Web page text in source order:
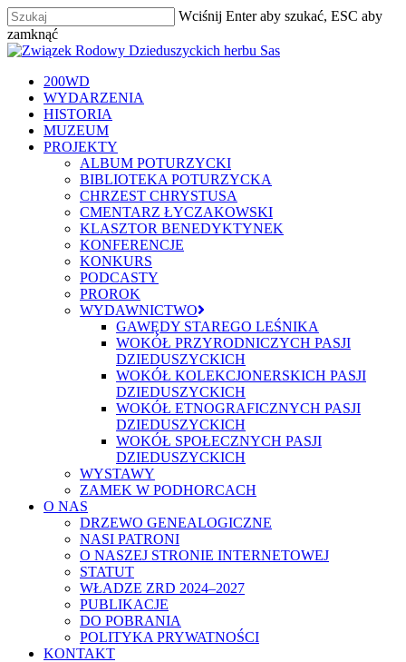
Skip
to
main
Wciśnij Enter aby szukać, ESC aby
zamknąć
Zamknij
szukaj
Menu
200WD
WYDARZENIA
HISTORIA
MUZEUM
PROJEKTY
ALBUM POTURZYCKI
BIBLIOTEKA POTURZYCKA
CHRZEST CHRYSTUSA
CMENTARZ ŁYCZAKOWSKI
KLASZTOR BENEDYKTYNEK
KONFERENCJE
KONKURS
PODCASTY
PROROK
WYDAWNICTWO
GAWĘDY STAREGO LEŚNIKA
WOKÓŁ PRZYRODNICZYCH PASJI
DZIEDUSZYCKICH
WOKÓŁ KOLEKCJONERSKICH PASJI
DZIEDUSZYCKICH
WOKÓŁ ETNOGRAFICZNYCH PASJI
DZIEDUSZYCKICH
WOKÓŁ SPOŁECZNYCH PASJI
DZIEDUSZYCKICH
WYSTAWY
ZAMEK W PODHORCACH
O NAS
DRZEWO GENEALOGICZNE
NASI PATRONI
O NASZEJ STRONIE INTERNETOWEJ
STATUT
WŁADZE ZRD 2024–2027
PUBLIKACJE
DO POBRANIA
POLITYKA PRYWATNOŚCI
KONTAKT